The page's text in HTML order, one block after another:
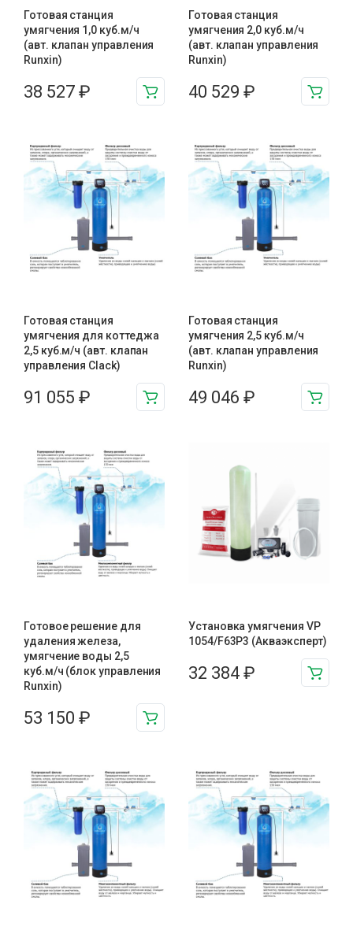
Готовая станция
умягчения 1,0 куб.м/ч
(авт. клапан управления
Runxin)
38 527 ₽
Готовая станция
умягчения 2,0 куб.м/ч
(авт. клапан управления
Runxin)
40 529 ₽
Готовая станция
умягчения для коттеджа
2,5 куб.м/ч (авт. клапан
управления Clack)
91 055 ₽
Готовая станция
умягчения 2,5 куб.м/ч
(авт. клапан управления
Runxin)
49 046 ₽
Готовое решение для
удаления железа,
умягчение воды 2,5
куб.м/ч (блок управления
Runxin)
53 150 ₽
Установка умягчения VP
1054/F63P3 (Акваэксперт)
32 384 ₽